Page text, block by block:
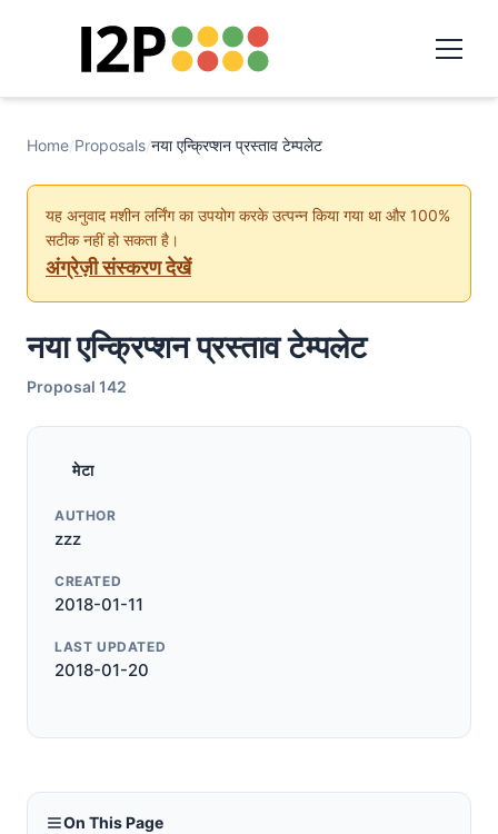
Home/Proposals/नया एन्क्रिप्शन प्रस्ताव टेम्पलेट
यह अनुवाद मशीन लर्निंग का उपयोग करके उत्पन्न किया गया था और 100%
सटीक नहीं हो सकता है।
अंग्रेज़ी संस्करण देखें
नया एन्क्रिप्शन प्रस्ताव टेम्पलेट
Proposal 142
मेटा
AUTHOR
zzz
CREATED
2018-01-11
LAST UPDATED
2018-01-20
On This Page